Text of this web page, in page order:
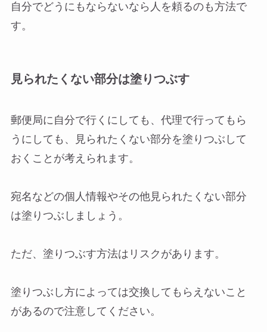
自分でどうにもならないなら人を頼るのも方法で
す。
見られたくない部分は塗りつぶす
郵便局に自分で行くにしても、代理で行ってもら
うにしても、見られたくない部分を塗りつぶして
おくことが考えられます。
宛名などの個人情報やその他見られたくない部分
は塗りつぶしましょう。
ただ、塗りつぶす方法はリスクがあります。
塗りつぶし方によっては交換してもらえないこと
があるので注意してください。